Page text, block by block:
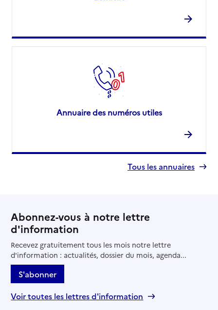
Annuaire des numéros utiles
Tous les annuaires
Abonnez-vous à notre lettre
d'information
Recevez gratuitement tous les mois notre lettre
d'information : actualités, dossier du mois, agenda...
S'abonner
Voir toutes les lettres d'information